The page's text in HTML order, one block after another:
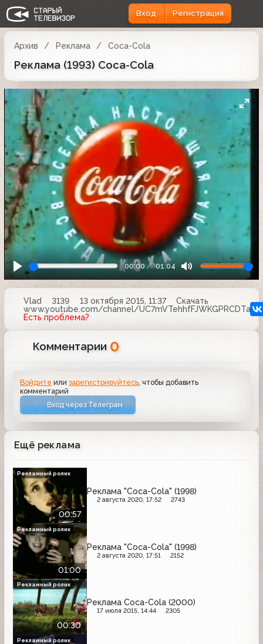
Вход Регистрация
Архив Реклама Coca-Cola
Реклама (1993) Coca-Cola
00:00 01:04
Vlad 3139 13 октября 2015, 11:37
Скачать
www.youtube.com/channel/
Есть проблема?
Комментарии 0
Войдите илизарегистрируйтесь, чтобы добавить
комментарий
Вход через Телеграм
Ещё реклама
00:57
Реклама "Coca-Cola" (1998)
2 августа 2020, 17:52 2743
Рекламный ролик
01:00
Реклама "Coca-Cola" (1998)
2 августа 2020, 17:51 2152
Рекламный ролик
00:30
Реклама Coca-Cola (2000)
17 июля 2015, 14:44 2305
Рекламный ролик
Рекламный ролик